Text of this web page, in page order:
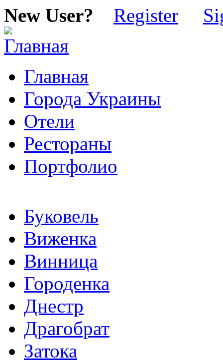
New User? Register
Главная
Города Украины
Отели
Рестораны
Портфолио
Буковель
Виженка
Винница
Городенка
Днестр
Драгобрат
Затока